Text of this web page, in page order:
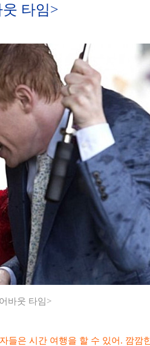
타임>
바웃 타임>
들은 시간 여행을 할 수 있어. 깜깜